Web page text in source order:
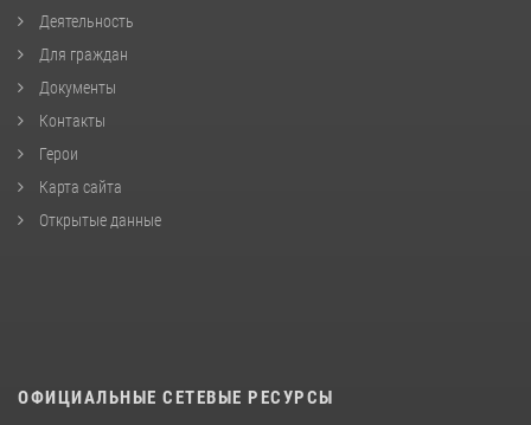
Деятельность
Для граждан
Документы
Контакты
Герои
Карта сайта
Открытые данные
ОФИЦИАЛЬНЫЕ СЕТЕВЫЕ РЕСУРСЫ